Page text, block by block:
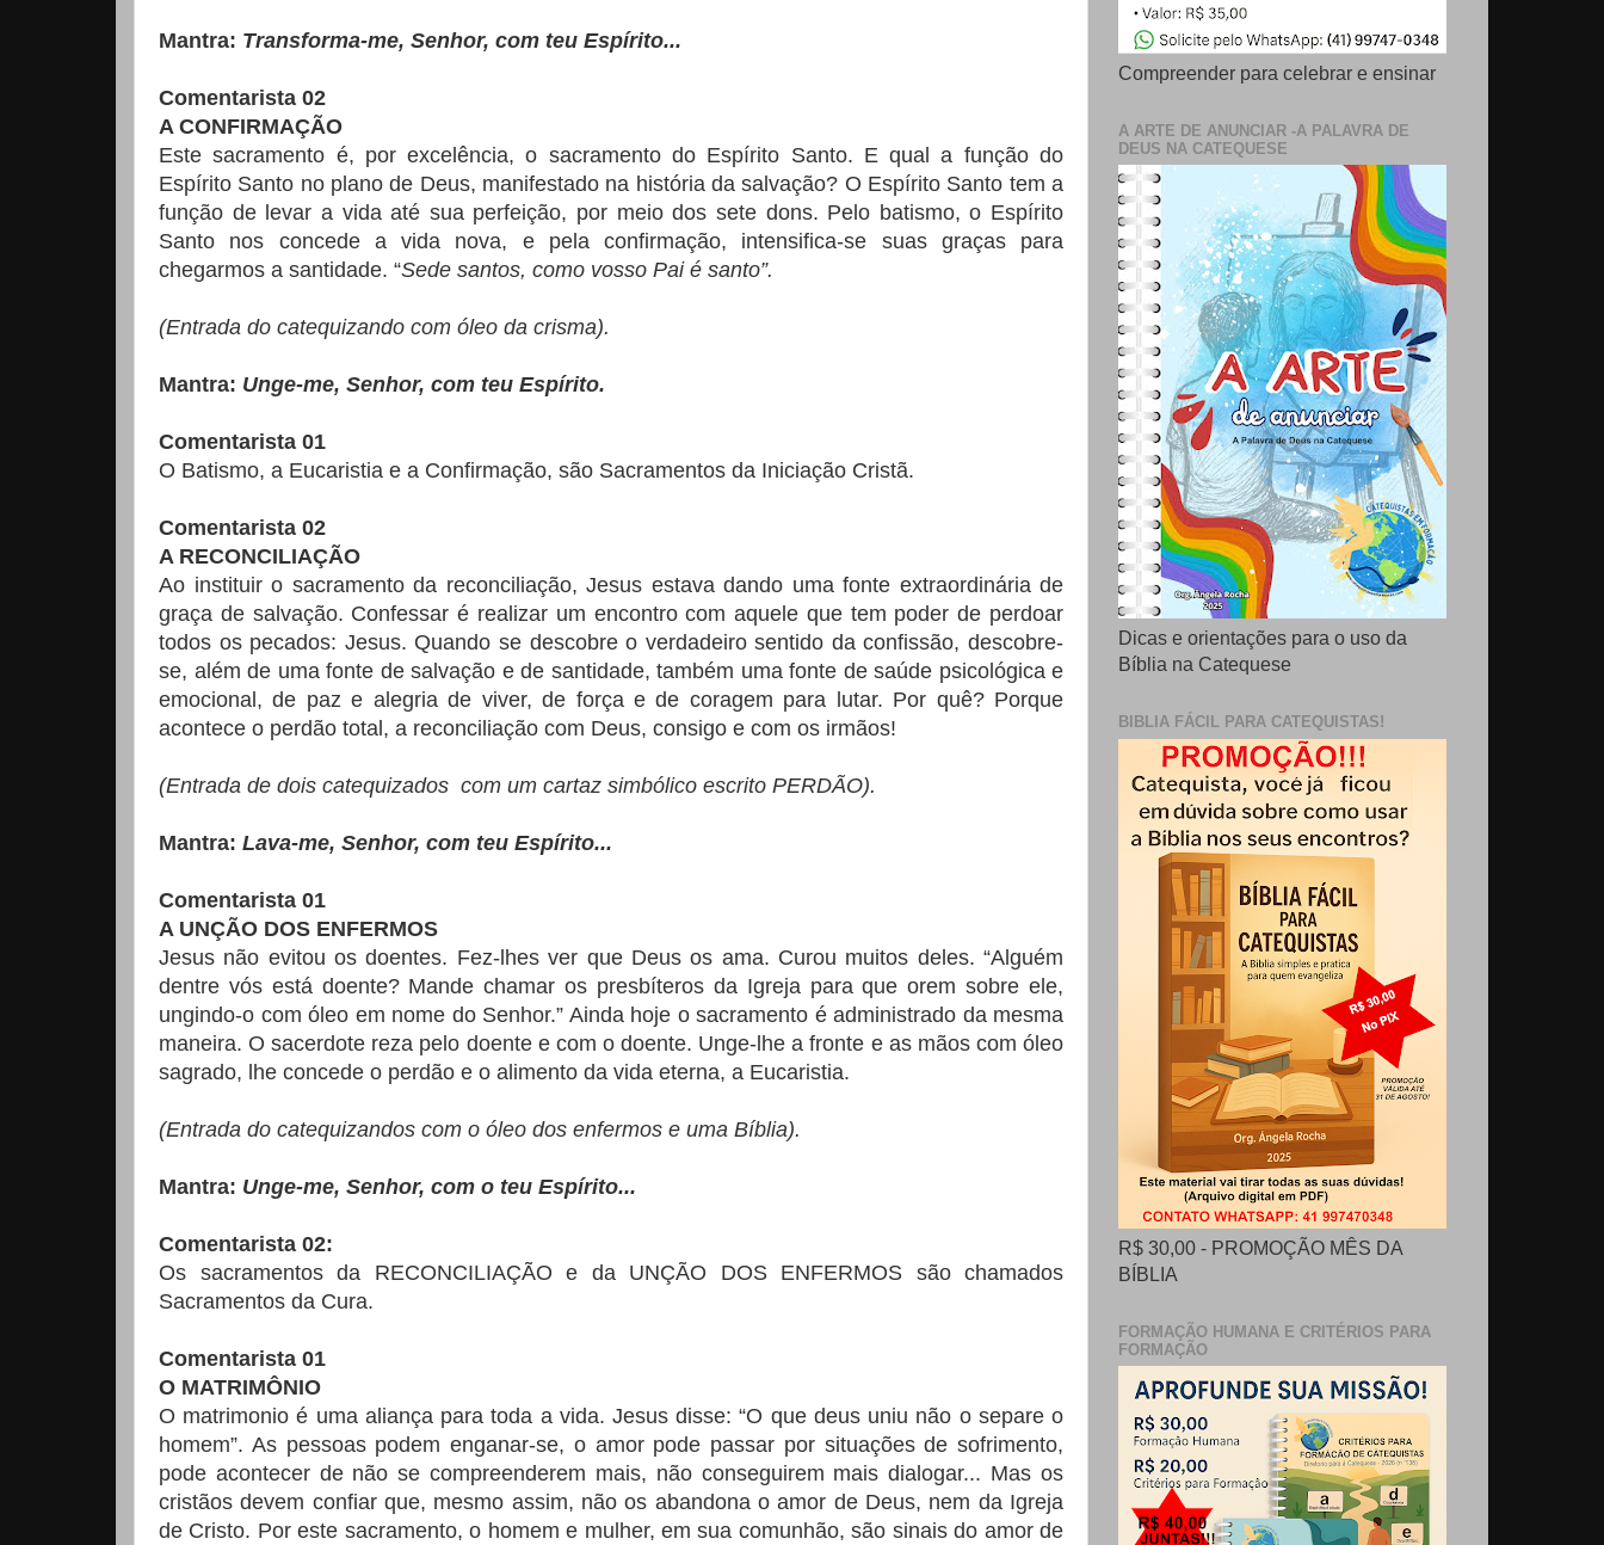
Mantra: Transforma-me, Senhor, com teu Espírito...
Comentarista 02
A CONFIRMAÇÃO
Este sacramento é, por excelência, o sacramento do Espírito Santo. E qual a função do
Espírito Santo no plano de Deus, manifestado na história da salvação? O Espírito Santo tem a
função de levar a vida até sua perfeição, por meio dos sete dons. Pelo batismo, o Espírito
Santo nos concede a vida nova, e pela confirmação, intensifica-se suas graças para
chegarmos a santidade. “Sede santos, como vosso Pai é santo”.
(Entrada do catequizando com óleo da crisma).
Mantra: Unge-me, Senhor, com teu Espírito.
Comentarista 01
O Batismo, a Eucaristia e a Confirmação, são Sacramentos da Iniciação Cristã.
Comentarista 02
A RECONCILIAÇÃO
Ao instituir o sacramento da reconciliação, Jesus estava dando uma fonte extraordinária de
graça de salvação. Confessar é realizar um encontro com aquele que tem poder de perdoar
todos os pecados: Jesus. Quando se descobre o verdadeiro sentido da confissão, descobre-
se, além de uma fonte de salvação e de santidade, também uma fonte de saúde psicológica e
emocional, de paz e alegria de viver, de força e de coragem para lutar. Por quê? Porque
acontece o perdão total, a reconciliação com Deus, consigo e com os irmãos!
(Entrada de dois catequizados com um cartaz simbólico escrito PERDÃO).
Mantra: Lava-me, Senhor, com teu Espírito...
Comentarista 01
A UNÇÃO DOS ENFERMOS
Jesus não evitou os doentes. Fez-lhes ver que Deus os ama. Curou muitos deles. “Alguém
dentre vós está doente? Mande chamar os presbíteros da Igreja para que orem sobre ele,
ungindo-o com óleo em nome do Senhor.” Ainda hoje o sacramento é administrado da mesma
maneira. O sacerdote reza pelo doente e com o doente. Unge-lhe a fronte e as mãos com óleo
sagrado, lhe concede o perdão e o alimento da vida eterna, a Eucaristia.
(Entrada do catequizandos com o óleo dos enfermos e uma Bíblia).
Mantra: Unge-me, Senhor, com o teu Espírito...
Comentarista 02:
Os sacramentos da RECONCILIAÇÃO e da UNÇÃO DOS ENFERMOS são chamados
Sacramentos da Cura.
Comentarista 01
O MATRIMÔNIO
O matrimonio é uma aliança para toda a vida. Jesus disse: “O que deus uniu não o separe o
homem”. As pessoas podem enganar-se, o amor pode passar por situações de sofrimento,
pode acontecer de não se compreenderem mais, não conseguirem mais dialogar... Mas os
cristãos devem confiar que, mesmo assim, não os abandona o amor de Deus, nem da Igreja
de Cristo. Por este sacramento, o homem e mulher, em sua comunhão, são sinais do amor de
Compreender para celebrar e ensinar
A ARTE DE ANUNCIAR -A PALAVRA DE
DEUS NA CATEQUESE
Dicas e orientações para o uso da
Bíblia na Catequese
BIBLIA FÁCIL PARA CATEQUISTAS!
R$ 30,00 - PROMOÇÃO MÊS DA
BÍBLIA
FORMAÇÃO HUMANA E CRITÉRIOS PARA
FORMAÇÃO